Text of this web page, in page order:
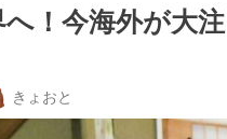
！今海外が大
きょおと